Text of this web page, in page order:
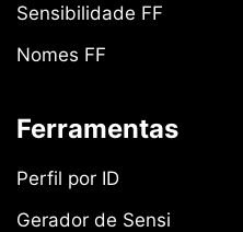
Sensibilidade FF
Nomes FF
Ferramentas
Perfil por ID
Gerador de Sensi